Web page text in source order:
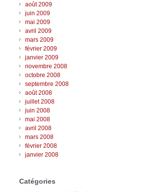
août 2009
juin 2009
mai 2009
avril 2009
mars 2009
février 2009
janvier 2009
novembre 2008
octobre 2008
septembre 2008
août 2008
juillet 2008
juin 2008
mai 2008
avril 2008
mars 2008
février 2008
janvier 2008
Catégories